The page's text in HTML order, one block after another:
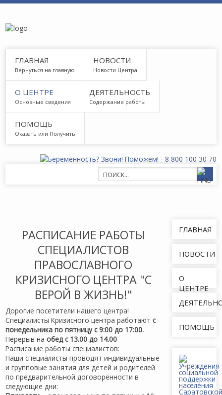
ГЛАВНАЯ
Вернуться на главную
НОВОСТИ
Новости Центра
О ЦЕНТРЕ
Основные сведения
ДЕЯТЕЛЬНОСТЬ
Содержание работы
ПОМОЩЬ
Оказать или Получить
РАСПИСАНИЕ РАБОТЫ
СПЕЦИАЛИСТОВ
ПРАВОСЛАВНОГО
КРИЗИСНОГО ЦЕНТРА "С
ВЕРОЙ В ЖИЗНЬ!"
Дорогие посетители нашего центра!
Специалисты Кризисного центра работают с
понедельника по пятницу с 9:00 до 17:00.
Перерыв на обед с 13.00 до 14.00
Расписание работы специалистов:
Наши специалисты проводят индивидуальные
и групповые занятия для детей и родителей
по предварительной договорённости в
следующие дни:
ГЛАВНАЯ
НОВОСТИ
О
ЦЕНТРЕ
ПОМОЩЬ